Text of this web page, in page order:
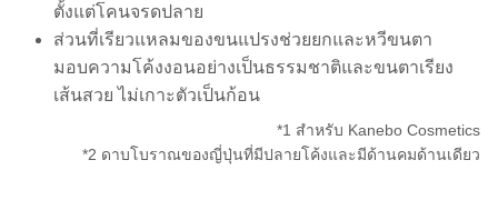
ตั้งแต่โคนจรดปลาย
ส่วนที่เรียวแหลมของขนแปรงช่วยยกและหวีขนตา
มอบความโค้งงอนอย่างเป็นธรรมชาติและขนตาเรียง
เส้นสวย ไม่เกาะตัวเป็นก้อน
*1 สำหรับ Kanebo Cosmetics
*2 ดาบโบราณของญี่ปุ่นที่มีปลายโค้งและมีด้านคมด้านเดียว